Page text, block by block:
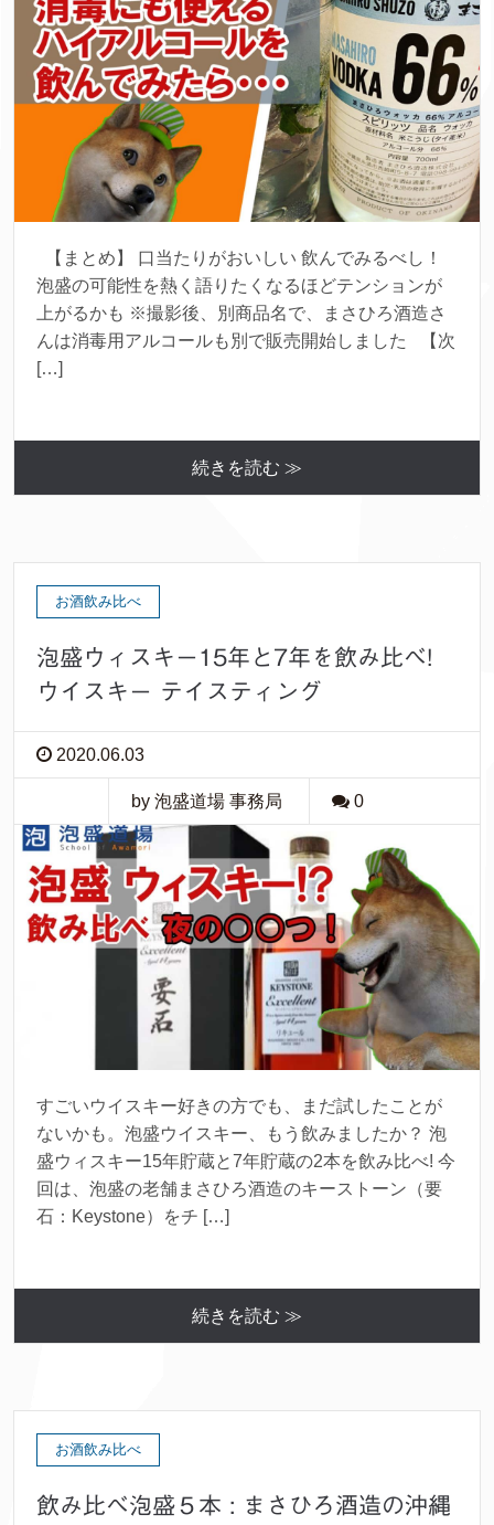
【まとめ】 口当たりがおいしい 飲んでみるべし！
泡盛の可能性を熱く語りたくなるほどテンションが
上がるかも ※撮影後、別商品名で、まさひろ酒造さ
んは消毒用アルコールも別で販売開始しました 【次
[…]
続きを読む ≫
お酒飲み比べ
泡盛ウィスキー15年と7年を飲み比べ!
ウイスキー テイスティング
2020.06.03
by 泡盛道場 事務局 0
すごいウイスキー好きの方でも、まだ試したことが
ないかも。泡盛ウイスキー、もう飲みましたか？ 泡
盛ウィスキー15年貯蔵と7年貯蔵の2本を飲み比べ! 今
回は、泡盛の老舗まさひろ酒造のキーストーン（要
石：Keystone）をチ […]
続きを読む ≫
お酒飲み比べ
飲み比べ泡盛５本 : まさひろ酒造の沖縄